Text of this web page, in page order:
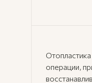
операции,